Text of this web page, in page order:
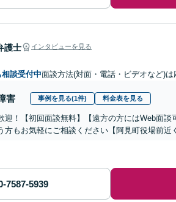
護士 インタビューを見る
談受付中面談方法(対面・電話・ビデオなど)は
害 事例を見る(1件) 料金表を見る
迎！【初回面談無料】【遠方の方にはWeb面
方もお気軽にご相談ください【阿見町役場前